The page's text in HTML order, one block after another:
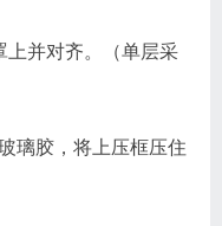
上并对齐。（单层采
璃胶，将上压框压住